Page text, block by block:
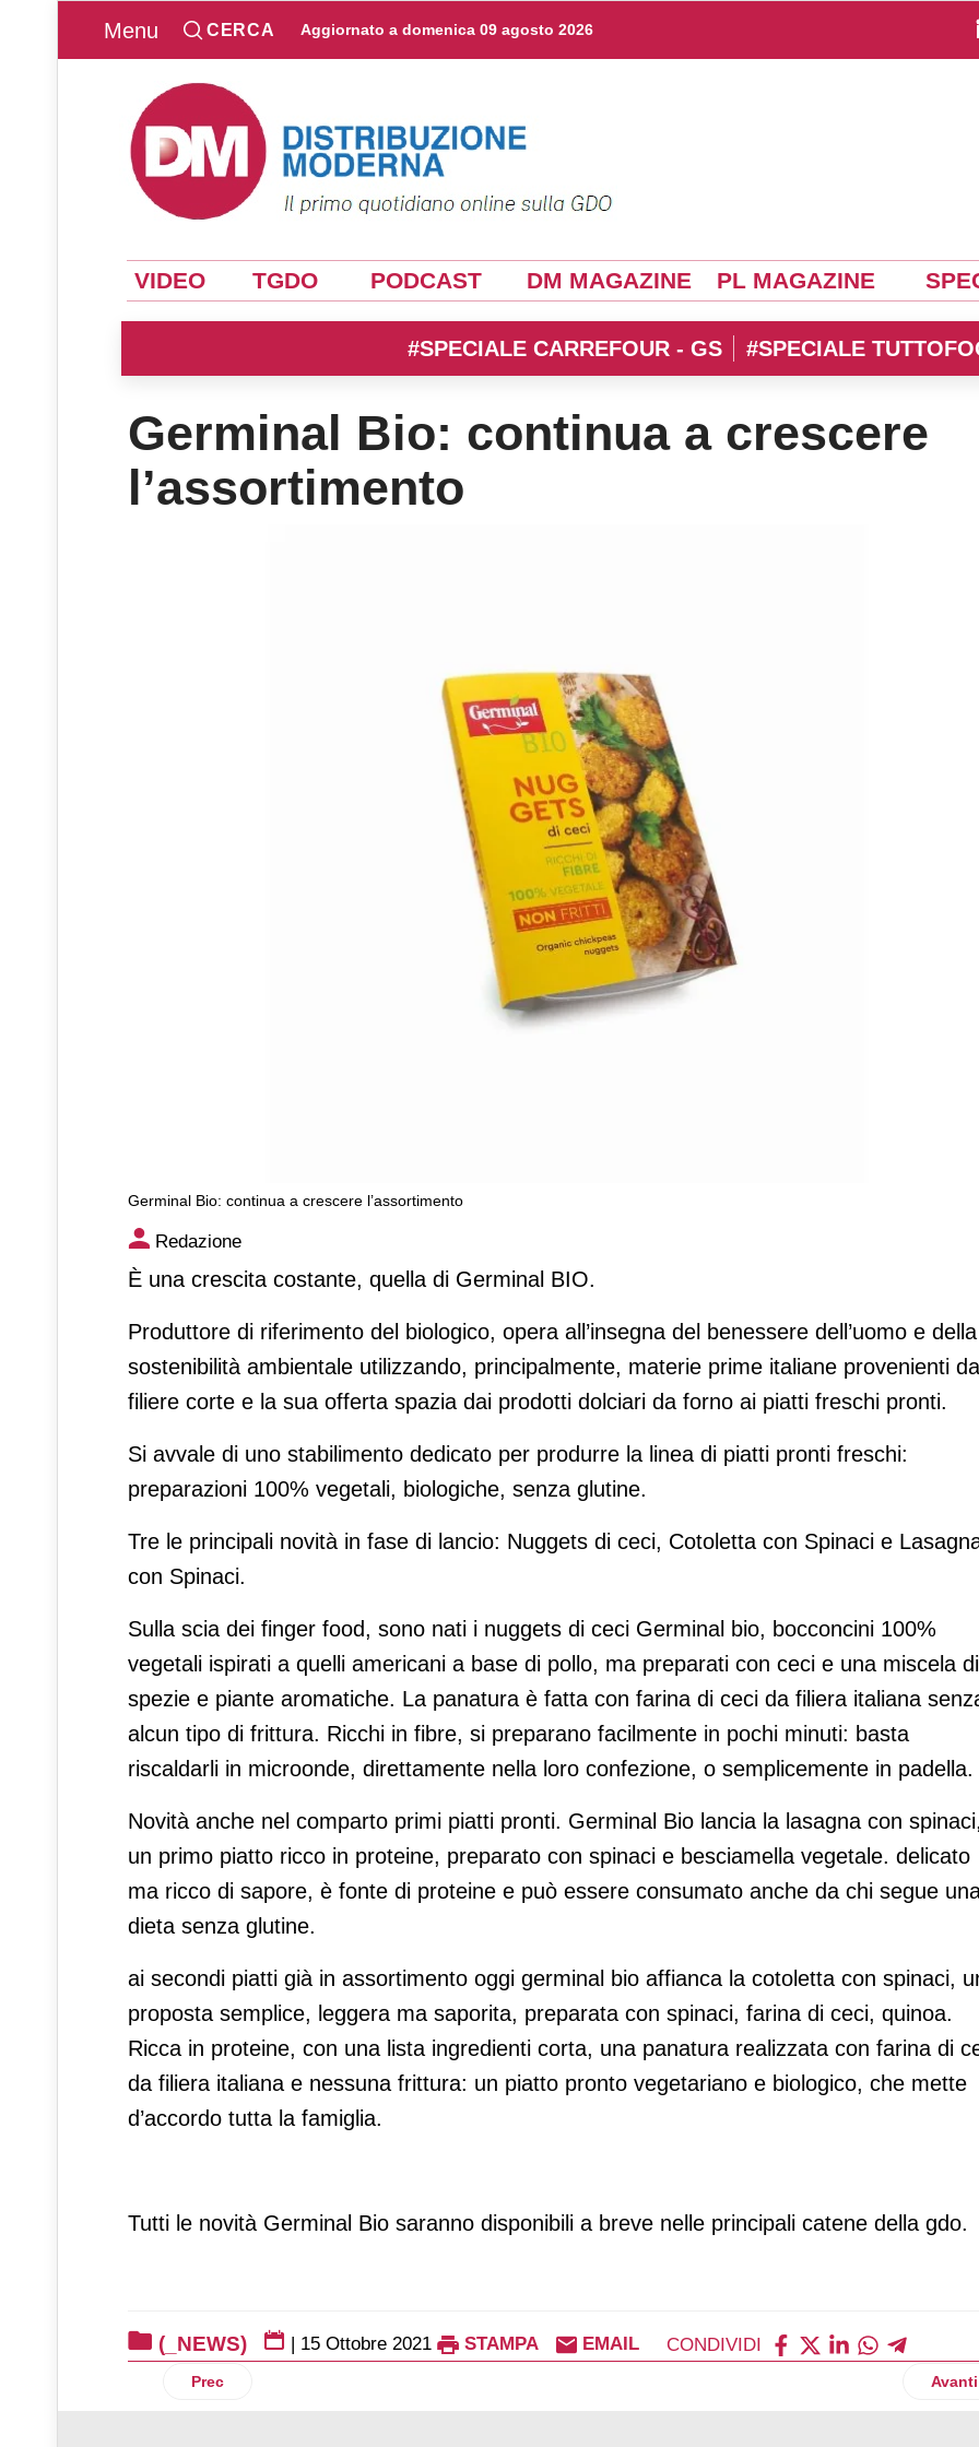
Menu CERCA Aggiornato a domenica 09 agosto 2026
VIDEO TGDO PODCAST DM MAGAZINE PL MAGAZINE
#SPECIALE CARREFOUR - GS #SPECIALE
Germinal Bio: continua a crescere
l’assortimento
Germinal Bio: continua a crescere l’assortimento
Germinal Bio: continua a crescere l’assortimento
Redazione
È una crescita costante, quella di Germinal BIO.
Produttore di riferimento del biologico, opera all’insegna del benessere dell’uomo e della
sostenibilità ambientale utilizzando, principalmente, materie prime italiane provenienti da
filiere corte e la sua offerta spazia dai prodotti dolciari da forno ai piatti freschi pronti.
Si avvale di uno stabilimento dedicato per produrre la linea di piatti pronti freschi:
preparazioni 100% vegetali, biologiche, senza glutine.
Tre le principali novità in fase di lancio: Nuggets di ceci, Cotoletta con Spinaci e
con Spinaci.
Sulla scia dei finger food, sono nati i nuggets di ceci Germinal bio, bocconcini 100%
vegetali ispirati a quelli americani a base di pollo, ma preparati con ceci e una miscela di
spezie e piante aromatiche. La panatura è fatta con farina di ceci da filiera italiana
alcun tipo di frittura. Ricchi in fibre, si preparano facilmente in pochi minuti: basta
riscaldarli in microonde, direttamente nella loro confezione, o semplicemente in padella.
Novità anche nel comparto primi piatti pronti. Germinal Bio lancia la lasagna con spinaci,
un primo piatto ricco in proteine, preparato con spinaci e besciamella vegetale. delicato
ma ricco di sapore, è fonte di proteine e può essere consumato anche da chi segue
dieta senza glutine.
ai secondi piatti già in assortimento oggi germinal bio affianca la cotoletta con spinaci,
proposta semplice, leggera ma saporita, preparata con spinaci, farina di ceci, quinoa.
Ricca in proteine, con una lista ingredienti corta, una panatura realizzata con farina di
da filiera italiana e nessuna frittura: un piatto pronto vegetariano e biologico, che mette
d’accordo tutta la famiglia.
Tutti le novità Germinal Bio saranno disponibili a breve nelle principali catene della gdo.
(_NEWS) | 15 Ottobre 2021 STAMPA EMAIL CONDIVIDI
Articolo precedente: Müller lancia i dessert proteici
Prec Avanti